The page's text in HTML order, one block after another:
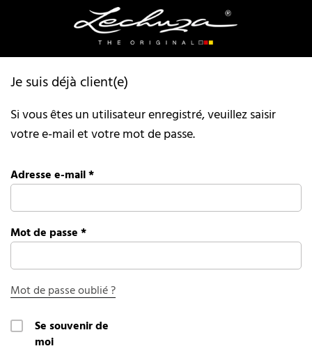
Je suis déjà client(e)
Si vous êtes un utilisateur enregistré, veuillez saisir
votre e-mail et votre mot de passe.
Adresse e-mail*
Mot de passe*
Mot de passe oublié ?
Se souvenir de
moi